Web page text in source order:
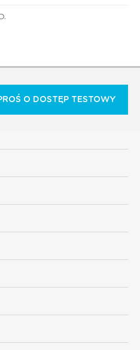
O DOSTĘP TESTOWY